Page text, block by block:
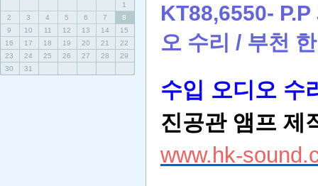
1
2
3 4 5 6 7
8
9
10 11 12 13 14
15
16
17 18 19 20 21
22
23
24 25 26 27 28
29
30
31
KT88,6550-
오 수리 / 부천
수입 오디오 수
진공관 앰프 제
www.hk-